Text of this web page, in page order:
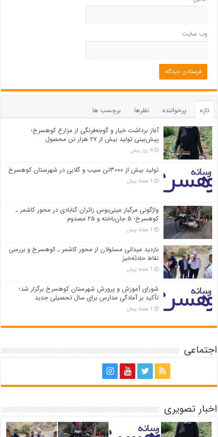
وب‌ سایت
تازه پرخواننده نظرها
برچسب ها
آغاز برداشت خیار و گوجه‌فرنگی از مزارع کوهسرخ؛
پیش‌بینی تولید بیش از ۲۷ هزار تن محصول
4 روز پیش
تولید بیش از ۳۰۰۰تن سیب و گلابی در شهرستان کوهسرخ
1 هفته پیش
واژگونی مرگبار مینی‌بوس زائران گنابادی در محور کاشمر ـ
کوهسرخ؛ ۵ جان‌باخته و ۲۵ مصدوم
1 هفته پیش
بازدید میدانی مسئولان از محور کاشمر ـ کوهسرخ و بررسی
نقاط حادثه‌خیز
1 هفته پیش
شورای آموزش و پرورش شهرستان کوهسرخ برگزار شد؛
تأکید بر آمادگی مدارس برای سال تحصیلی جدید
1 هفته پیش
اجتماعی
اخبار تصویری